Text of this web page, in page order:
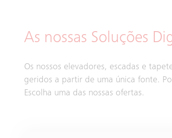
As nossas Soluções
Os nossos elevadores, escadas e
geridos a partir de uma única fonte.
Escolha uma das nossas ofertas.